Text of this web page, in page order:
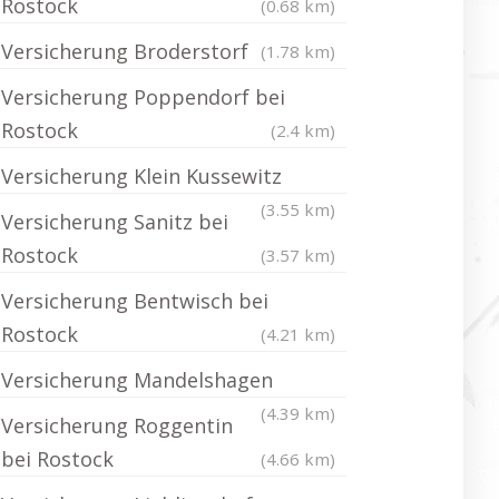
Rostock
(0.68 km)
Versicherung Broderstorf (1.78 km)
Versicherung Poppendorf bei
Rostock
(2.4 km)
Versicherung Klein Kussewitz
(3.55 km)
Versicherung Sanitz bei
Rostock
(3.57 km)
Versicherung Bentwisch bei
Rostock
(4.21 km)
Versicherung Mandelshagen
(4.39 km)
Versicherung Roggentin
bei Rostock
(4.66 km)